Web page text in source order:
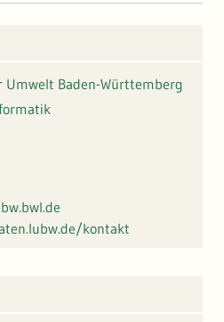
Umwelt Baden-Württemberg
kontakt